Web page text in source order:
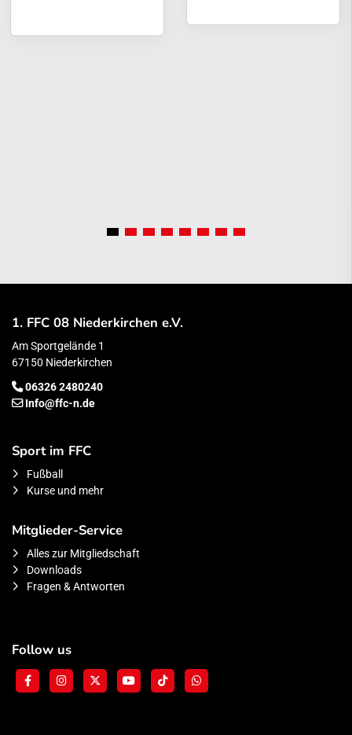
1. FFC 08 Niederkirchen e.V.
Am Sportgelände 1
67150 Niederkirchen
06326 2480240
Info@ffc-n.de
Sport im FFC
Fußball
Kurse und mehr
Mitglieder-Service
Alles zur Mitgliedschaft
Downloads
Fragen & Antworten
Follow us